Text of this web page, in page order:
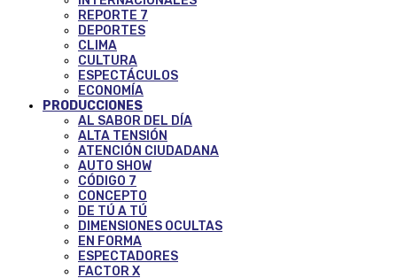
REPORTE 7
DEPORTES
CLIMA
CULTURA
ESPECTÁCULOS
ECONOMÍA
PRODUCCIONES
AL SABOR DEL DÍA
ALTA TENSIÓN
ATENCIÓN CIUDADANA
AUTO SHOW
CÓDIGO 7
CONCEPTO
DE TÚ A TÚ
DIMENSIONES OCULTAS
EN FORMA
ESPECTADORES
FACTOR X